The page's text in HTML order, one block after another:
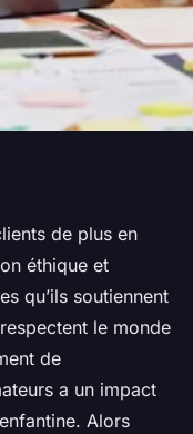
de
elle tirer
de la
de plus en
éthique et
qu’ils soutiennent
le monde
de
a un impact
Alors